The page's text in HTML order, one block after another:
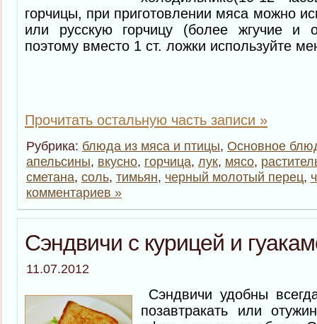
горчицы, при приготовлении мяса можно
или русскую горчицу (более жгучие и
поэтому вместо 1 ст. ложки используйте
Прочитать остальную часть записи »
Рубрика: блюда из мяса и птицы, Основное
апельсины, вкусно, горчица, лук, мясо,
сметана, соль, тимьян, черный молотый перец,
комментариев »
Сэндвичи с курицей и
11.07.2012
Сэндвичи удобны
позавтракать или